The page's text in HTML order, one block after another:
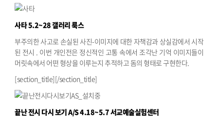
사타5.2~28 갤러리 룩스
부주의한 사고로 손실된 사진-이미지에 대한 자책감과 상실감에서 시작
된 전시 . 이번 개인전은 정신적인 고통 속에서 조각난 기억 이미지들이
머릿속에서 어떤 형상을 이루는지 추적하고 돔의 형태로 구현한다.
[section_title][/section_title]
끝난 전시 다시 보기 A/S4.18~5.7 서교예술실험센터